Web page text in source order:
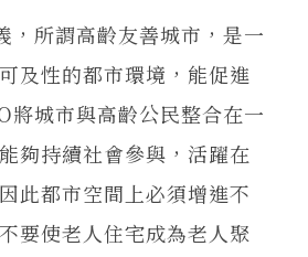
，所謂高齡友善城市，是一
及性的都市環境，能促進
將城市與高齡公民整合在一
夠持續社會參與，活躍在
此都市空間上必須增進不
要使老人住宅成為老人聚